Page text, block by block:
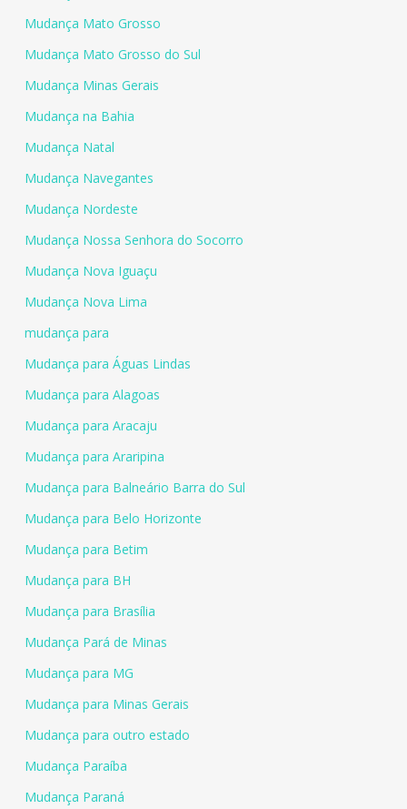
Mudança Mato Grosso
Mudança Mato Grosso do Sul
Mudança Minas Gerais
Mudança na Bahia
Mudança Natal
Mudança Navegantes
Mudança Nordeste
Mudança Nossa Senhora do Socorro
Mudança Nova Iguaçu
Mudança Nova Lima
mudança para
Mudança para Águas Lindas
Mudança para Alagoas
Mudança para Aracaju
Mudança para Araripina
Mudança para Balneário Barra do Sul
Mudança para Belo Horizonte
Mudança para Betim
Mudança para BH
Mudança para Brasília
Mudança Pará de Minas
Mudança para MG
Mudança para Minas Gerais
Mudança para outro estado
Mudança Paraíba
Mudança Paraná